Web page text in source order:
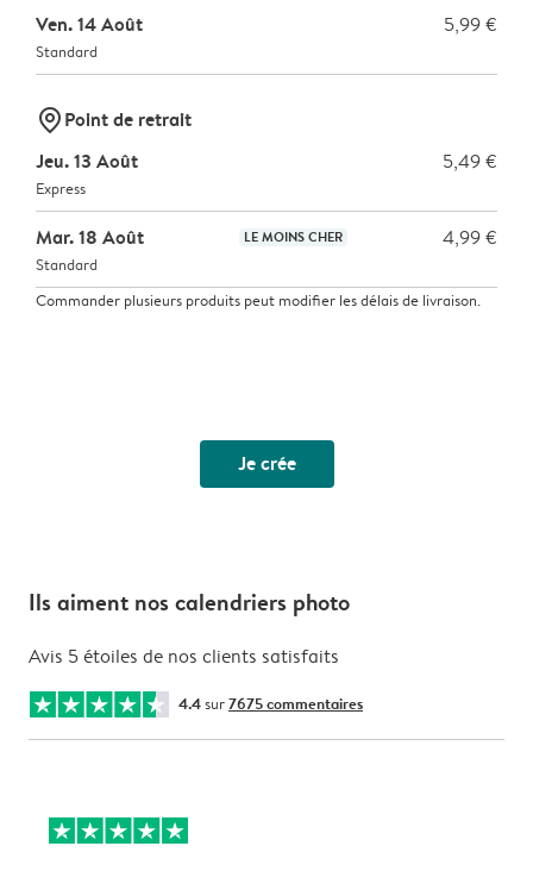
Ven. 14 Août 5,99 €
Standard
marker-pinPoint de retrait
Jeu. 13 Août
5,49 €
Express
Mar. 18 Août LE MOINS CHER 4,99 €
Standard
Commander plusieurs produits peut modifier les délais de livraison.
Je crée
Ils aiment nos calendriers photo
Avis 5 étoiles de nos clients satisfaits
4.4sur7675 commentaires